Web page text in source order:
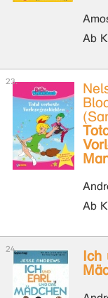
Ab
Ab
Ich